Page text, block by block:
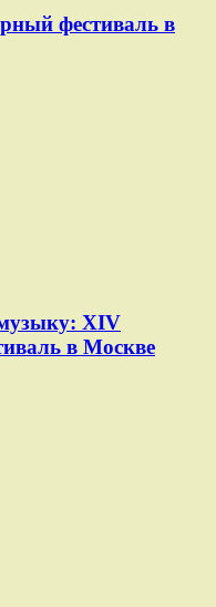
фестиваль в
музыку: XIV
в Москве